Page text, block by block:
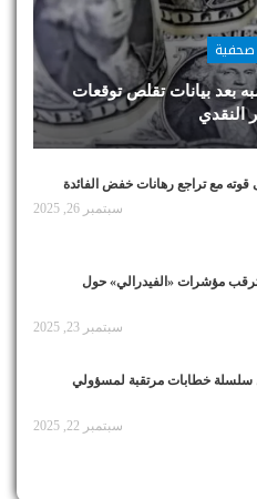
صحفية
بعد بيانات تقلص توقعات
النقدي
قوته مع تراجع رهانات خفض الفائدة
سبتمبر 26, 2025
ترقب مؤشرات «الفيدرالي» حول
سبتمبر 23, 2025
سلسلة خطابات مرتقبة لمسؤولي
سبتمبر 22, 2025